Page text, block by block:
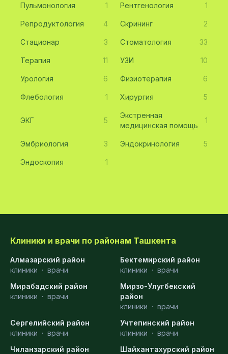
Пульмонология 1 Рентгенология 1
Репродуктология 4 Скрининг 2
Стационар 3 Стоматология 33
Терапия 11 УЗИ 10
Урология 6 Физиотерапия 6
Флебология 1 Хирургия 5
ЭКГ 5
Экстренная
медицинская помощь
1
Эмбриология 3 Эндокринология 5
Эндоскопия 1
Клиники и врачи по районам Ташкента
Алмазарский район
клиники · врачи
Бектемирский район
клиники · врачи
Мирабадский район
клиники · врачи
Мирзо-Улугбекский
район
клиники · врачи
Сергелийский район
клиники · врачи
Учтепинский район
клиники · врачи
Чиланзарский район
Шайхантахурский район